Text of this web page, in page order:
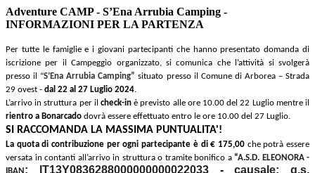
Adventure CAMP - S’Ena Arrubia Camping -
INFORMAZIONI PER LA PARTENZA
Per tutte le famiglie e i giovani partecipanti che hanno presentato domanda di
iscrizione per il Campeggio organizzato, si comunica che l’attività si svolgerà
presso il “S’Ena Arrubia Camping” situato presso il Comune di Arborea – Strada
29 ovest - dal 22 al 27 Luglio 2024.
L’arrivo in struttura per il check-in è previsto alle ore 10.00 del 22 Luglio mentre il
rientro a Bonarcado dovrà essere effettuato entro le ore 10.00 del 27 Luglio.
SI RACCOMANDA LA MASSIMA PUNTUALITA'!
La quota di contribuzione per ogni partecipante è di € 175,00che potrà essere
versata in contanti all’arrivo in struttura o tramite bonifico a “A.S.D. ELEONORA -
IBAN : IT13Y0836288000000000022033-causale: q.s.